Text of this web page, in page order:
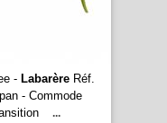
- LabarèreRéf.
- Commode
...